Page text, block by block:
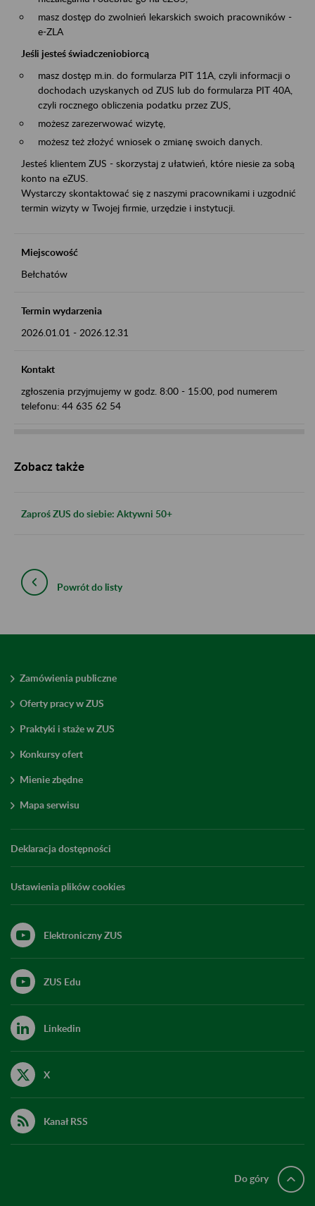
masz dostęp do zwolnień lekarskich swoich pracowników -
e-ZLA
Jeśli jesteś świadczeniobiorcą
masz dostęp m.in. do formularza PIT 11A, czyli informacji o
dochodach uzyskanych od ZUS lub do formularza PIT 40A,
czyli rocznego obliczenia podatku przez ZUS,
możesz zarezerwować wizytę,
możesz też złożyć wniosek o zmianę swoich danych.
Jesteś klientem ZUS - skorzystaj z ułatwień, które niesie za sobą
konto na eZUS.
Wystarczy skontaktować się z naszymi pracownikami i uzgodnić
termin wizyty w Twojej firmie, urzędzie i instytucji.
Miejscowość
Bełchatów
Termin wydarzenia
2026.01.01 - 2026.12.31
Kontakt
zgłoszenia przyjmujemy w godz. 8:00 - 15:00, pod numerem
telefonu: 44 635 62 54
Zobacz także
Zaproś ZUS do siebie: Aktywni 50+
Powrót do listy
Zamówienia publiczne
Oferty pracy w ZUS
Praktyki i staże w ZUS
Konkursy ofert
Mienie zbędne
Mapa serwisu
Deklaracja dostępności
Ustawienia plików cookies
Elektroniczny ZUS
ZUS Edu
Linkedin
X
Kanał RSS
Do góry